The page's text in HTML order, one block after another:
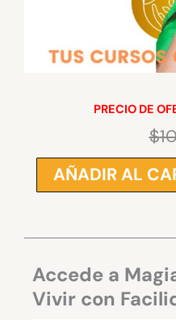
PRECIO DE
$
Magia
con
Facilidad
Daniela
AÑADIR AL
Accede a
Vivir con